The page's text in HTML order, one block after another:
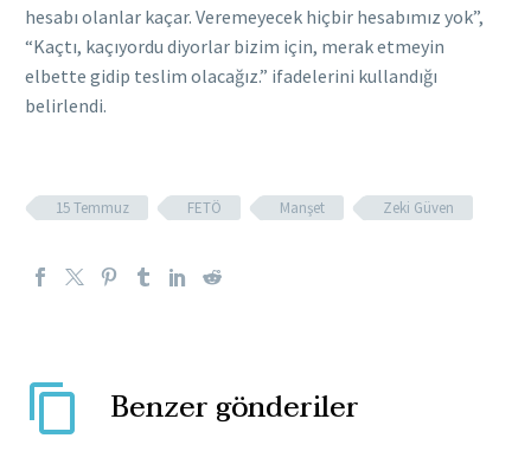
hesabı olanlar kaçar. Veremeyecek hiçbir hesabımız yok”,
“Kaçtı, kaçıyordu diyorlar bizim için, merak etmeyin
elbette gidip teslim olacağız.” ifadelerini kullandığı
belirlendi.
15 Temmuz FETÖ Manşet Zeki Güven
Benzer gönderiler